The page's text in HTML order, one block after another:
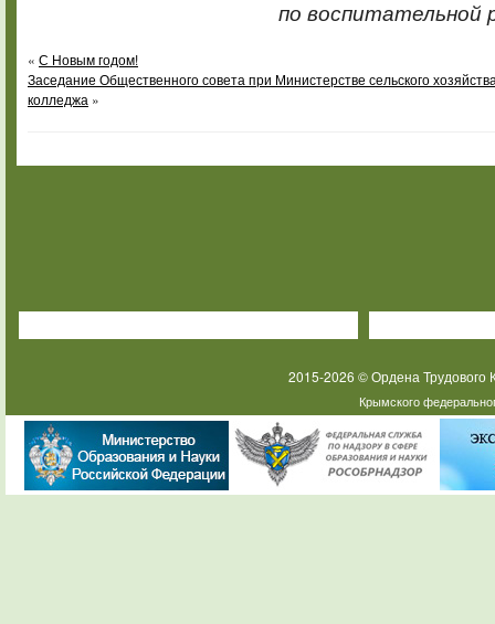
по воспитательной
« С Новым годом!
Заседание Общественного совета при Министерстве сельского
колледжа »
2015-2026 © Ордена
Крымского